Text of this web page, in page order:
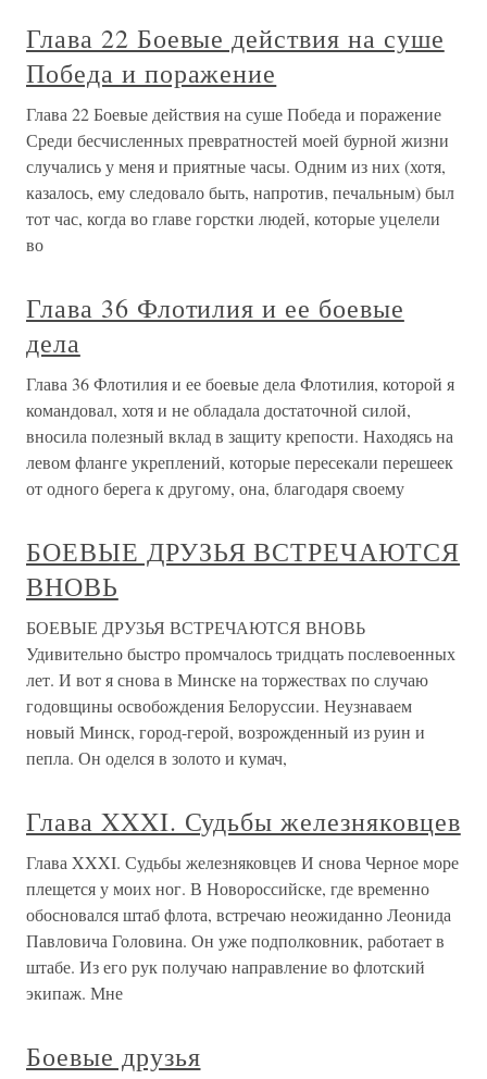
Глава 22 Боевые действия на суше
Победа и поражение
Глава 22 Боевые действия на суше Победа и поражение
Среди бесчисленных превратностей моей бурной жизни
случались у меня и приятные часы. Одним из них (хотя,
казалось, ему следовало быть, напротив, печальным) был
тот час, когда во главе горстки людей, которые уцелели
во
Глава 36 Флотилия и ее боевые
дела
Глава 36 Флотилия и ее боевые дела Флотилия, которой я
командовал, хотя и не обладала достаточной силой,
вносила полезный вклад в защиту крепости. Находясь на
левом фланге укреплений, которые пересекали перешеек
от одного берега к другому, она, благодаря своему
БОЕВЫЕ ДРУЗЬЯ ВСТРЕЧАЮТСЯ
ВНОВЬ
БОЕВЫЕ ДРУЗЬЯ ВСТРЕЧАЮТСЯ ВНОВЬ
Удивительно быстро промчалось тридцать послевоенных
лет. И вот я снова в Минске на торжествах по случаю
годовщины освобождения Белоруссии. Неузнаваем
новый Минск, город-герой, возрожденный из руин и
пепла. Он оделся в золото и кумач,
Глава XXXI. Судьбы железняковцев
Глава XXXI. Судьбы железняковцев И снова Черное море
плещется у моих ног. В Новороссийске, где временно
обосновался штаб флота, встречаю неожиданно Леонида
Павловича Головина. Он уже подполковник, работает в
штабе. Из его рук получаю направление во флотский
экипаж. Мне
Боевые друзья